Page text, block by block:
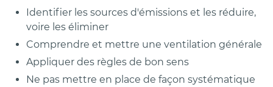
Identifier les sources d'émissions et les réduire,
voire les éliminer
Comprendre et mettre une ventilation générale
Appliquer des règles de bon sens
Ne pas mettre en place de façon systématique